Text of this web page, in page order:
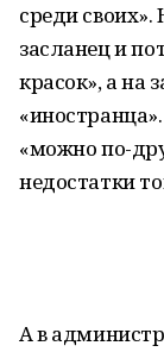
среди своих».
засланец и
красок», а на
«можно по-
недостатки
А в